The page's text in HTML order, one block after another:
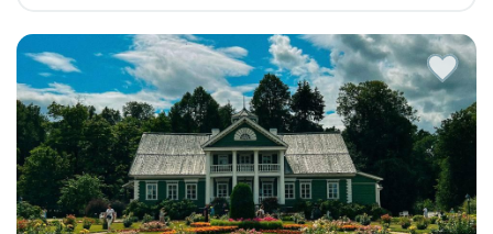
Автобусный тур в Пушкинские горы на 2 дня из
Санкт-Петербурга. Погружение в атмосферу
усадеб, парков и знаковых мест, связанных с
жизнью и творчеством Александра Сергееви...